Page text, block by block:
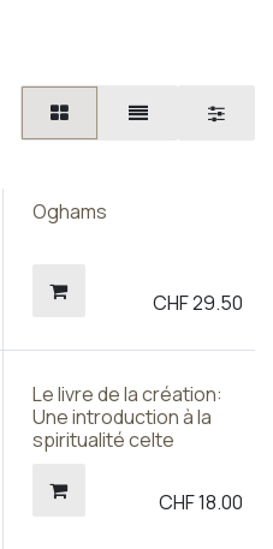
Oghams
CHF29.50
Le livre de la création:
Une introduction à la
spiritualité celte
CHF18.00